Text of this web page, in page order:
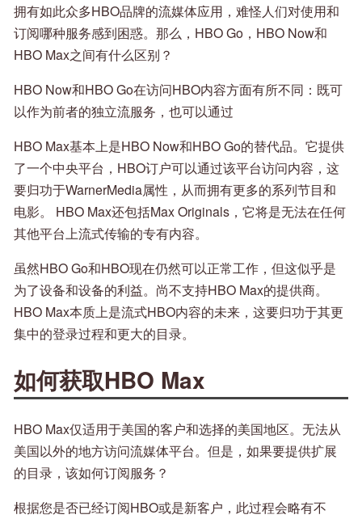
拥有如此众多HBO品牌的流媒体应用，难怪人们对使用和
订阅哪种服务感到困惑。那么，HBO Go，HBO Now和
HBO Max之间有什么区别？
HBO Now和HBO Go在访问HBO内容方面有所不同：既可
以作为前者的独立流服务，也可以通过
HBO Max基本上是HBO Now和HBO Go的替代品。它提供
了一个中央平台，HBO订户可以通过该平台访问内容，这
要归功于WarnerMedia属性，从而拥有更多的系列节目和
电影。 HBO Max还包括Max Originals，它将是无法在任何
其他平台上流式传输的专有内容。
虽然HBO Go和HBO现在仍然可以正常工作，但这似乎是
为了设备和设备的利益。尚不支持HBO Max的提供商。
HBO Max本质上是流式HBO内容的未来，这要归功于其更
集中的登录过程和更大的目录。
如何获取HBO Max
HBO Max仅适用于美国的客户和选择的美国地区。无法从
美国以外的地方访问流媒体平台。但是，如果要提供扩展
的目录，该如何订阅服务？
根据您是否已经订阅HBO或是新客户，此过程会略有不